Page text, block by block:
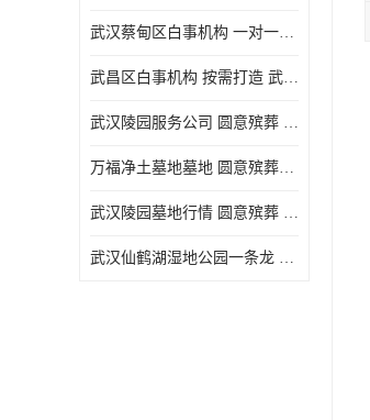
武汉蔡甸区白事机构 一对一服务 圆意殡葬
武昌区白事机构 按需打造 武汉圆意殡葬有限公司
武汉陵园服务公司 圆意殡葬 景致雅致
万福净土墓地墓地 圆意殡葬中心 多种款式
武汉陵园墓地行情 圆意殡葬 快速匹配您的需求
武汉仙鹤湖湿地公园一条龙 多种款式